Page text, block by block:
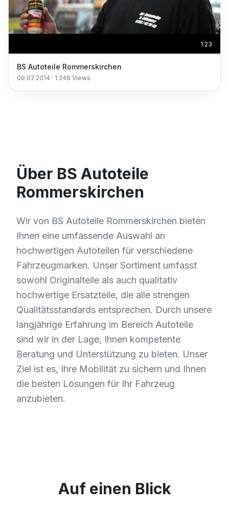
1:23
BS Autoteile Rommerskirchen
09.07.2014 · 1.246 Views
Über BS Autoteile
Rommerskirchen
Wir von BS Autoteile Rommerskirchen bieten
Ihnen eine umfassende Auswahl an
hochwertigen Autoteilen für verschiedene
Fahrzeugmarken. Unser Sortiment umfasst
sowohl Originalteile als auch qualitativ
hochwertige Ersatzteile, die alle strengen
Qualitätsstandards entsprechen. Durch unsere
langjährige Erfahrung im Bereich Autoteile
sind wir in der Lage, Ihnen kompetente
Beratung und Unterstützung zu bieten. Unser
Ziel ist es, Ihre Mobilität zu sichern und Ihnen
die besten Lösungen für Ihr Fahrzeug
anzubieten.
Auf einen Blick